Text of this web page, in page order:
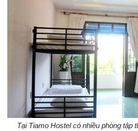
Tại Tiamo Hostel có nhiều phòng tập